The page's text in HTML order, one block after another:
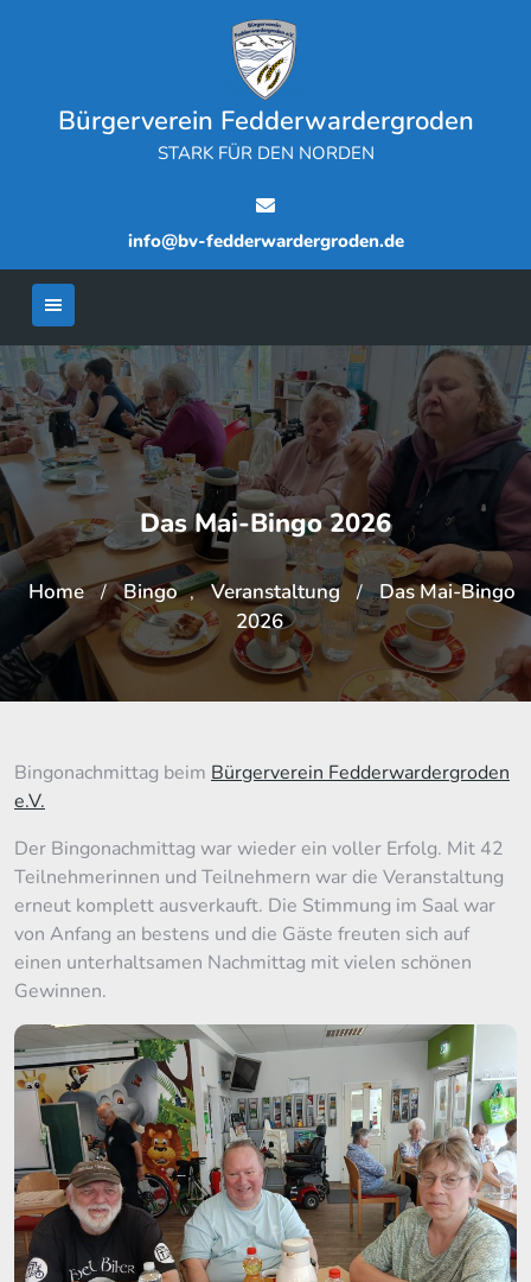
Bürgerverein Fedderwardergroden
STARK FÜR DEN NORDEN
info@bv-fedderwardergroden.de
Das Mai-Bingo 2026
Home / Bingo , Veranstaltung / Das Mai-Bingo
2026
Bingonachmittag beim Bürgerverein Fedderwardergroden
e.V.
Der Bingonachmittag war wieder ein voller Erfolg. Mit 42
Teilnehmerinnen und Teilnehmern war die Veranstaltung
erneut komplett ausverkauft. Die Stimmung im Saal war
von Anfang an bestens und die Gäste freuten sich auf
einen unterhaltsamen Nachmittag mit vielen schönen
Gewinnen.